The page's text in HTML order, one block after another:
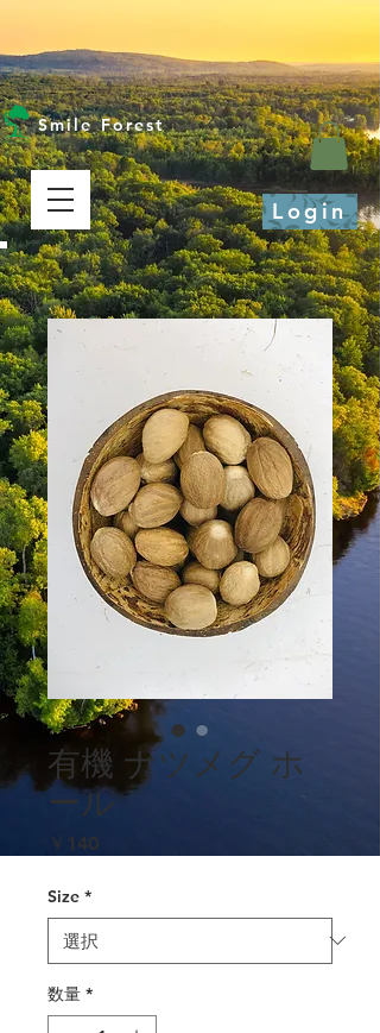
Smile Forest
Login
有機 ナツメグ ホ
ール
￥140
Size *
数量 *